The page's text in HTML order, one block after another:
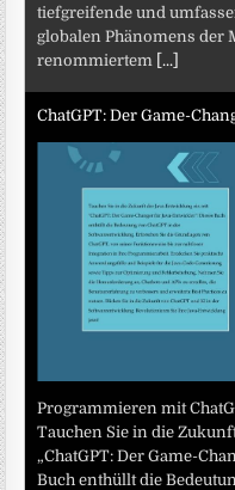
tiefgreifende und
globalen Phänomens der
renommiertem
[...]
ChatGPT: Der Game-
Programmieren mit
Tauchen Sie in die
„ChatGPT: Der Game-
Buch enthüllt die